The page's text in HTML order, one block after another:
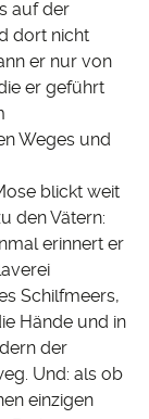
auf der
dort nicht
er nur von
er geführt
Weges und
blickt weit
den Vätern:
erinnert er
Schilfmeers,
Hände und in
der
Und: als ob
einzigen